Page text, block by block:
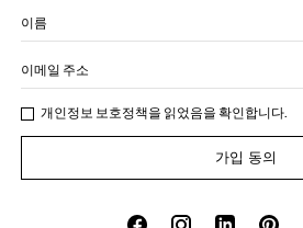
이름
이메일 주소
개인정보 보호정책을 읽었음을 확인합니다.
가입 동의